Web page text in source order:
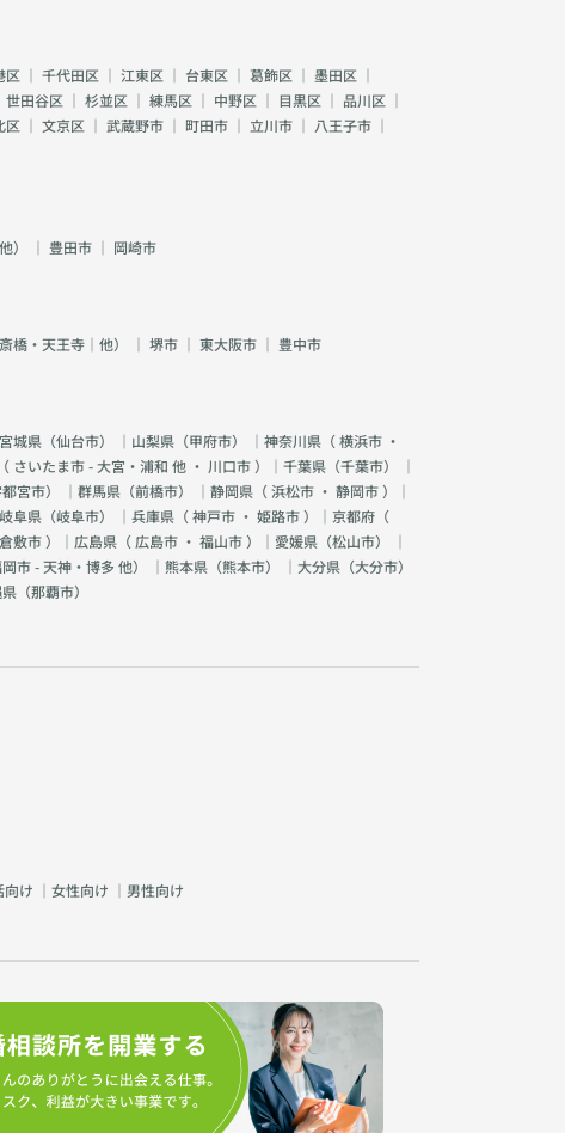
区 ｜ 千代田区 ｜ 江東区 ｜ 台東区 ｜ 葛飾区 ｜ 墨田区 ｜
世田谷区 ｜ 杉並区 ｜ 練馬区 ｜ 中野区 ｜ 目黒区 ｜ 品川区 ｜
区 ｜ 文京区 ｜ 武蔵野市 ｜ 町田市 ｜ 立川市 ｜ 八王子市 ｜
） ｜ 豊田市 ｜ 岡崎市
橋・天王寺｜他） ｜ 堺市 ｜ 東大阪市 ｜ 豊中市
城県（仙台市） ｜山梨県（甲府市） ｜神奈川県（横浜市 ・
さいたま市 - 大宮・浦和 他 ・ 川口市）｜千葉県（千葉市） ｜
宮市） ｜群馬県（前橋市） ｜静岡県（浜松市 ・ 静岡市）｜
阜県（岐阜市） ｜兵庫県（神戸市 ・ 姫路市）｜京都府（
倉敷市）｜広島県（ 広島市 ・ 福山市）｜愛媛県（松山市） ｜
市 - 天神・博多 他） ｜熊本県（熊本市） ｜大分県（大分市）
（那覇市）
向け ｜ 女性向け ｜ 男性向け